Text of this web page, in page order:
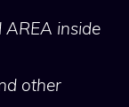
AREA inside
other